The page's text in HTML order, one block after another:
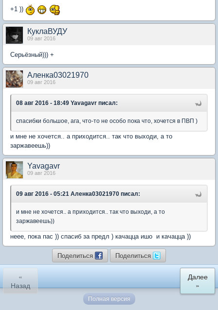
+1 ))
КуклаВУДУ
09 авг 2016
Серьёзный))) +
Аленка03021970
09 авг 2016
08 авг 2016 - 18:49 Yavagavr писал:
спасибки большое, ага, что-то не особо пока что, хочется в ПВП )
и мне не хочется.. а приходится.. так что выходи, а то
заржавеешь))
Yavagavr
09 авг 2016
09 авг 2016 - 05:21 Аленка03021970 писал:
и мне не хочется.. а приходится.. так что выходи, а то
заржавеешь))
неее, пока пас )) спасиб за предл ) качацца ишо и качацца ))
Поделиться Поделиться
«
Назад
Далее
»
Полная версия